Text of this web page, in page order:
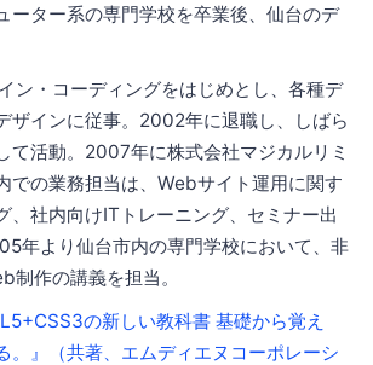
ーター系の専門学校を卒業後、仙台のデ
ン・コーディングをはじめとし、各種デ
ザインに従事。2002年に退職し、しばら
て活動。2007年に株式会社マジカルリミ
での業務担当は、Webサイト運用に関す
、社内向けITトレーニング、セミナー出
年より仙台市内の専門学校において、非
制作の講義を担当。
の新しい教科書 基礎から覚え
。』（共著、エムディエヌコーポレーシ